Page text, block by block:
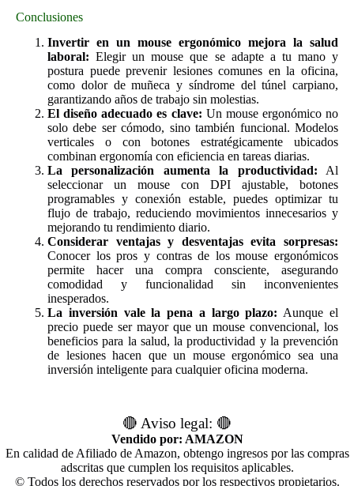
Conclusiones
Invertir en un mouse ergonómico mejora la salud
laboral: Elegir un mouse que se adapte a tu mano y
postura puede prevenir lesiones comunes en la oficina,
como dolor de muñeca y síndrome del túnel carpiano,
garantizando años de trabajo sin molestias.
El diseño adecuado es clave: Un mouse ergonómico no
solo debe ser cómodo, sino también funcional. Modelos
verticales o con botones estratégicamente ubicados
combinan ergonomía con eficiencia en tareas diarias.
La personalización aumenta la productividad: Al
seleccionar un mouse con DPI ajustable, botones
programables y conexión estable, puedes optimizar tu
flujo de trabajo, reduciendo movimientos innecesarios y
mejorando tu rendimiento diario.
Considerar ventajas y desventajas evita sorpresas:
Conocer los pros y contras de los mouse ergonómicos
permite hacer una compra consciente, asegurando
comodidad y funcionalidad sin inconvenientes
inesperados.
La inversión vale la pena a largo plazo: Aunque el
precio puede ser mayor que un mouse convencional, los
beneficios para la salud, la productividad y la prevención
de lesiones hacen que un mouse ergonómico sea una
inversión inteligente para cualquier oficina moderna.
🔴 Aviso legal: 🔴
Vendido por: AMAZON
En calidad de Afiliado de Amazon, obtengo ingresos por las compras
adscritas que cumplen los requisitos aplicables.
© Todos los derechos reservados por los respectivos propietarios.